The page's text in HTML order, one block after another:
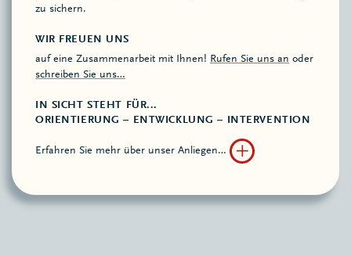
zu sichern.
WIR FREUEN UNS
auf eine Zusammenarbeit mit Ihnen! Rufen Sie uns an oder
schreiben Sie uns…
IN SICHT STEHT FÜR...
ORIENTIERUNG – ENTWICKLUNG – INTERVENTION
Erfahren Sie mehr über unser Anliegen…